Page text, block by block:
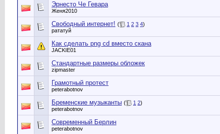
Эрнесто Че Гевара
Женя2010
Свободный интернет! ( 1 2 3 4)
рататуй
Как сделать png cd вместо скана
JACKIE01
Стандартные размеры обложек
zipmaster
Грамотный протест
peterabotnov
Бременские музыканты ( 1 2)
peterabotnov
Современный Берлин
peterabotnov